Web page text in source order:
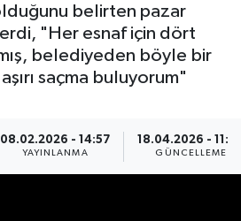
belirten pazar
"Her esnaf için dört
belediyeden böyle bir
saçma buluyorum"
08.02.2026 - 14:57
YAYINLANMA
18.04.2026 -
GÜNCELLEME